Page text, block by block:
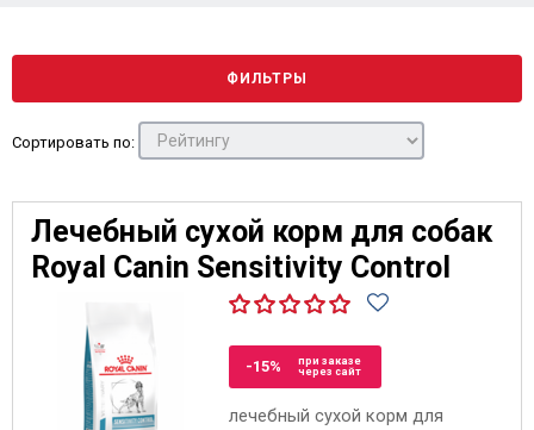
ФИЛЬТРЫ
Сортировать по:
Лечебный сухой корм для собак
Royal Canin Sensitivity Control
-15%
при заказе
через сайт
лечебный сухой корм для